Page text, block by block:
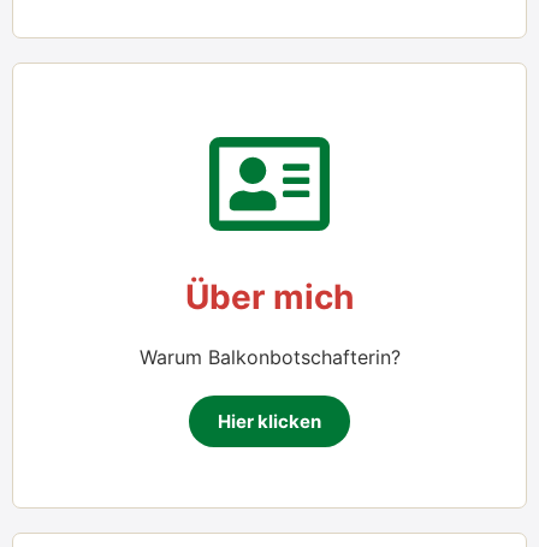
Über mich
War­um Bal­kon­bot­schaf­te­rin?
Hier kli­cken